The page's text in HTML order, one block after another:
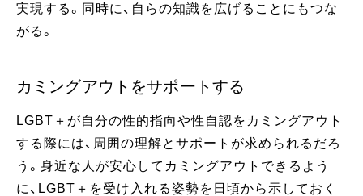
実現する。同時に、自らの知識を広げることにもつな
がる。
カミングアウトをサポートする
LGBT＋が自分の性的指向や性自認をカミングアウト
する際には、周囲の理解とサポートが求められるだろ
う。身近な人が安心してカミングアウトできるよう
に、LGBT＋を受け入れる姿勢を日頃から示しておく